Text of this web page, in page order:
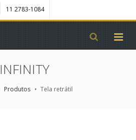
11 2783-1084
INFINITY
Produtos Tela retrátil